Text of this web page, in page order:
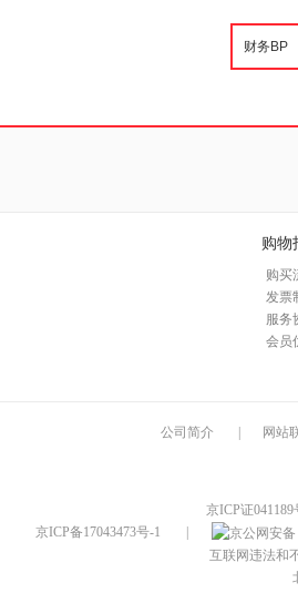
购物
购买
发票
服务
会员
公司简介 网站
京ICP证041189
京ICP备17043473号-1
互联网违法和